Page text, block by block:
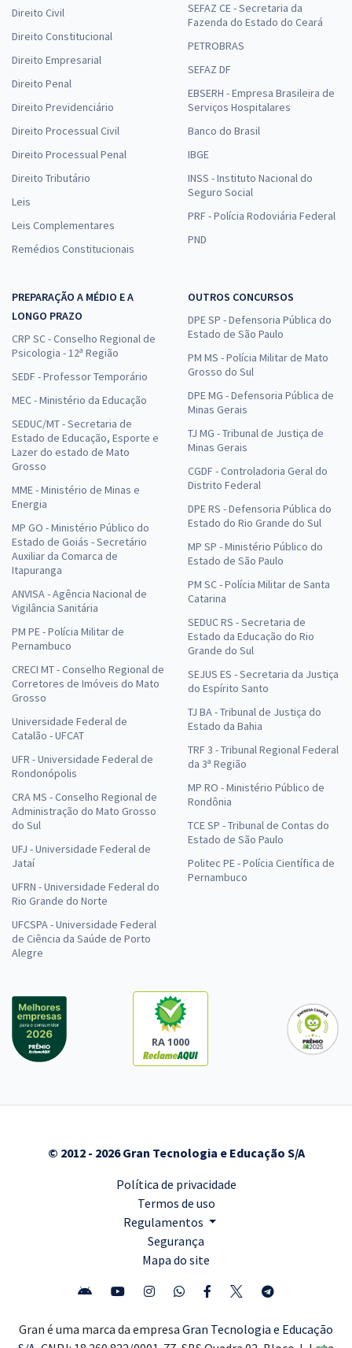
Direito Civil
Direito Constitucional
Direito Empresarial
Direito Penal
Direito Previdenciário
Direito Processual Civil
Direito Processual Penal
Direito Tributário
Leis
Leis Complementares
Remédios Constitucionais
SEFAZ CE - Secretaria da
Fazenda do Estado do Ceará
PETROBRAS
SEFAZ DF
EBSERH - Empresa Brasileira de
Serviços Hospitalares
Banco do Brasil
IBGE
INSS - Instituto Nacional do
Seguro Social
PRF - Polícia Rodoviária Federal
PND
PREPARAÇÃO A MÉDIO E A
LONGO PRAZO
CRP SC - Conselho Regional de
Psicologia - 12ª Região
SEDF - Professor Temporário
MEC - Ministério da Educação
SEDUC/MT - Secretaria de
Estado de Educação, Esporte e
Lazer do estado de Mato
Grosso
MME - Ministério de Minas e
Energia
MP GO - Ministério Público do
Estado de Goiás - Secretário
Auxiliar da Comarca de
Itapuranga
ANVISA - Agência Nacional de
Vigilância Sanitária
PM PE - Polícia Militar de
Pernambuco
CRECI MT - Conselho Regional de
Corretores de Imóveis do Mato
Grosso
Universidade Federal de
Catalão - UFCAT
UFR - Universidade Federal de
Rondonópolis
CRA MS - Conselho Regional de
Administração do Mato Grosso
do Sul
UFJ - Universidade Federal de
Jataí
UFRN - Universidade Federal do
Rio Grande do Norte
UFCSPA - Universidade Federal
de Ciência da Saúde de Porto
Alegre
OUTROS CONCURSOS
DPE SP - Defensoria Pública do
Estado de São Paulo
PM MS - Polícia Militar de Mato
Grosso do Sul
DPE MG - Defensoria Pública de
Minas Gerais
TJ MG - Tribunal de Justiça de
Minas Gerais
CGDF - Controladoria Geral do
Distrito Federal
DPE RS - Defensoria Pública do
Estado do Rio Grande do Sul
MP SP - Ministério Público do
Estado de São Paulo
PM SC - Polícia Militar de Santa
Catarina
SEDUC RS - Secretaria de
Estado da Educação do Rio
Grande do Sul
SEJUS ES - Secretaria da Justiça
do Espírito Santo
TJ BA - Tribunal de Justiça do
Estado da Bahia
TRF 3 - Tribunal Regional Federal
da 3ª Região
MP RO - Ministério Público de
Rondônia
TCE SP - Tribunal de Contas do
Estado de São Paulo
Politec PE - Polícia Científica de
Pernambuco
RA 1000
© 2012 - 2026 Gran Tecnologia e Educação S/A
Política de privacidade
Termos de uso
Regulamentos
Segurança
Mapa do site
Gran é uma marca da empresa Gran Tecnologia e Educação